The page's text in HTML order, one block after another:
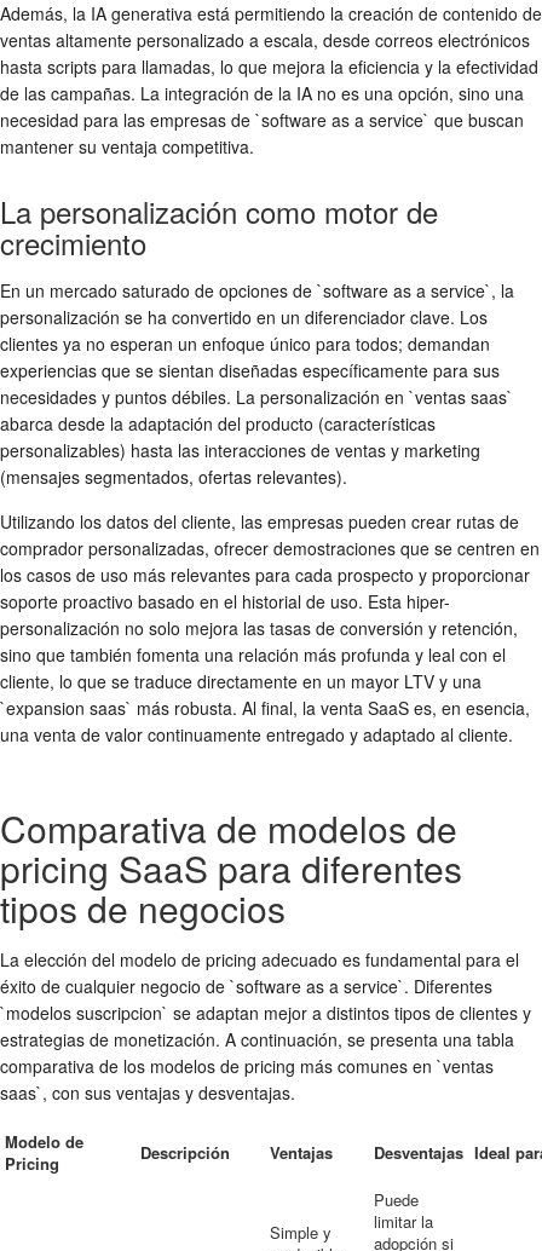
Además, la IA generativa está permitiendo la creación de contenido de
ventas altamente personalizado a escala, desde correos electrónicos
hasta scripts para llamadas, lo que mejora la eficiencia y la efectividad
de las campañas. La integración de la IA no es una opción, sino una
necesidad para las empresas de `software as a service` que buscan
mantener su ventaja competitiva.
La personalización como motor de
crecimiento
En un mercado saturado de opciones de `software as a service`, la
personalización se ha convertido en un diferenciador clave. Los
clientes ya no esperan un enfoque único para todos; demandan
experiencias que se sientan diseñadas específicamente para sus
necesidades y puntos débiles. La personalización en `ventas saas`
abarca desde la adaptación del producto (características
personalizables) hasta las interacciones de ventas y marketing
(mensajes segmentados, ofertas relevantes).
Utilizando los datos del cliente, las empresas pueden crear rutas de
comprador personalizadas, ofrecer demostraciones que se centren en
los casos de uso más relevantes para cada prospecto y proporcionar
soporte proactivo basado en el historial de uso. Esta hiper-
personalización no solo mejora las tasas de conversión y retención,
sino que también fomenta una relación más profunda y leal con el
cliente, lo que se traduce directamente en un mayor LTV y una
`expansion saas` más robusta. Al final, la venta SaaS es, en esencia,
una venta de valor continuamente entregado y adaptado al cliente.
Comparativa de modelos de
pricing SaaS para diferentes
tipos de negocios
La elección del modelo de pricing adecuado es fundamental para el
éxito de cualquier negocio de `software as a service`. Diferentes
`modelos suscripcion` se adaptan mejor a distintos tipos de clientes y
estrategias de monetización. A continuación, se presenta una tabla
comparativa de los modelos de pricing más comunes en `ventas
saas`, con sus ventajas y desventajas.
Modelo de
Pricing
Descripción Ventajas Desventajas Ideal
Simple y
Puede
limitar la
adopción si